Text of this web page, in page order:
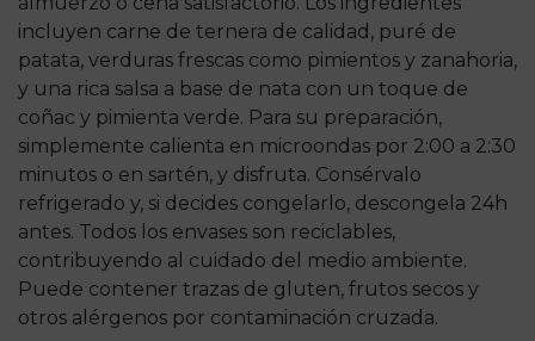
incluyen carne de ternera de calidad, puré de
patata, verduras frescas como pimientos y zanahoria,
y una rica salsa a base de nata con un toque de
coñac y pimienta verde. Para su preparación,
simplemente calienta en microondas por 2:00 a 2:30
minutos o en sartén, y disfruta. Consérvalo
refrigerado y, si decides congelarlo, descongela 24h
antes. Todos los envases son reciclables,
contribuyendo al cuidado del medio ambiente.
Puede contener trazas de gluten, frutos secos y
otros alérgenos por contaminación cruzada.